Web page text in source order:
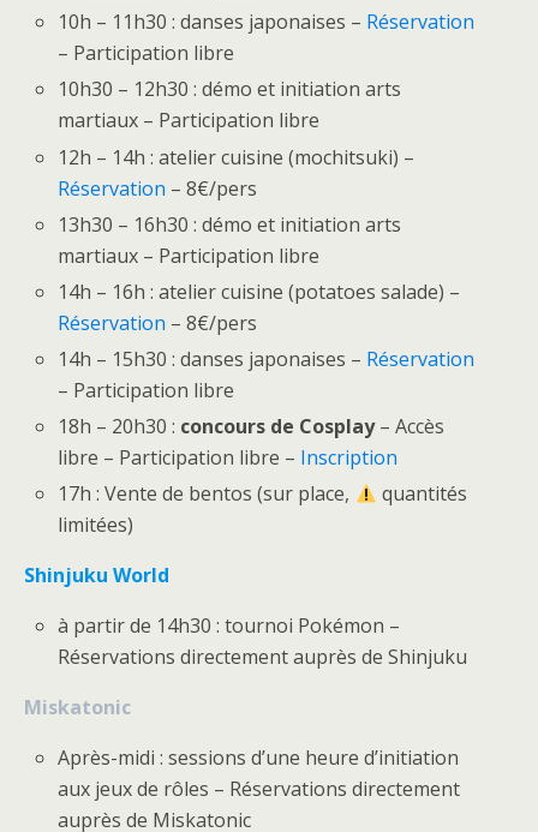
10h – 11h30 : danses japonaises – Réservation
– Participation libre
10h30 – 12h30 : démo et initiation arts
martiaux – Participation libre
12h – 14h : atelier cuisine (mochitsuki) –
Réservation – 8€/pers
13h30 – 16h30 : démo et initiation arts
martiaux – Participation libre
14h – 16h : atelier cuisine (potatoes salade) –
Réservation – 8€/pers
14h – 15h30 : danses japonaises – Réservation
– Participation libre
18h – 20h30 : concours de Cosplay– Accès
libre – Participation libre – Inscription
17h : Vente de bentos (sur place,
quantités
limitées)
Shinjuku World
à partir de 14h30 : tournoi Pokémon –
Réservations directement auprès de Shinjuku
Miskatonic
Après-midi : sessions d’une heure d’initiation
aux jeux de rôles – Réservations directement
auprès de Miskatonic